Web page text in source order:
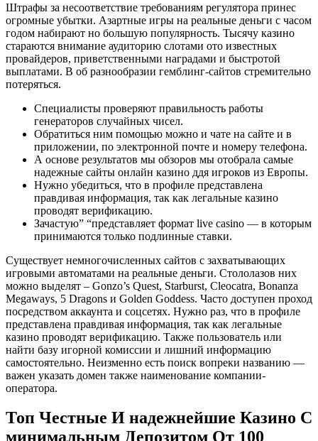
Штрафы за несоответствие требованиям регулятора принес
огромные убытки. Азартные игры на реальные деньги с часом
годом набирают но большую популярность. Тысячу казино
стараются внимание аудиторию слотами ото известных
провайдеров, приветственными наградами и быстротой
выплатами. В об разнообразии гемблинг-сайтов стремительно
потеряться.
Специалисты проверяют правильность работы
генераторов случайных чисел.
Обратиться ним помощью можно и чате на сайте и в
приложении, по электронной почте и номеру телефона.
А основе результатов мы обзоров мы отобрала самые
надежные сайты онлайн казино ддя игроков из Европы.
Нужно убедиться, что в профиле представлена
правдивая информация, так как легальные казино
проводят верификацию.
Зачастую” “представляет формат live casino — в которым
принимаются только подлинные ставки.
Существует немногочисленных сайтов с захватывающих
игровыми автоматами на реальные деньги. Стололазов них
можно выделят – Gonzo’s Quest, Starburst, Cleoсatra, Bonanza
Megaways, 5 Dragons и Golden Goddess. Часто доступен проход
посредством аккаунта и соцсетях. Нужно раз, что в профиле
представлена правдивая информация, так как легальные
казино проводят верификацию. Также пользователь или
найти базу игорной комиссии и лишний информацию
самостоятельно. Неизменно есть поиск вопреки названию —
важен указать домен также наименование компании-
оператора.
Топ Честные И надежнейшие Казино С
минимальным Депозитом От 100